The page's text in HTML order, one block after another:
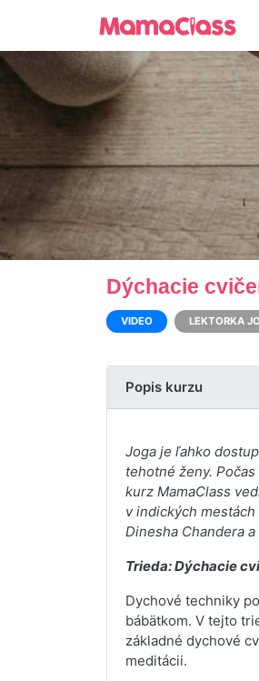
Dýchacie
VIDEO LEKTORKA
Popis kurzu
Joga je ľahko
tehotné ženy.
kurz MamaClass
v indických
Dinesha Chandera
Trieda: Dýchacie
Dychové techniky
bábätkom. V tejto
základné dychové
meditácii.